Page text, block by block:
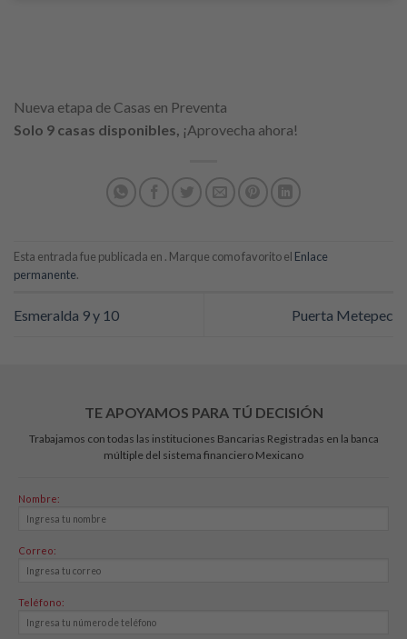
Nueva etapa de Casas en Preventa
Solo 9 casas disponibles, ¡Aprovecha ahora!
Esta entrada fue publicada en . Marque como favorito el Enlace
permanente.
Esmeralda 9 y 10 Puerta Metepec
TE APOYAMOS PARA TÚ DECISIÓN
Trabajamos con todas las instituciones Bancarias Registradas en la banca
múltiple del sistema financiero Mexicano
Nombre:
Correo:
Teléfono: